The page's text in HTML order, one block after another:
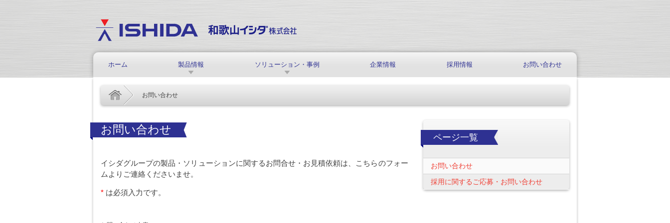
ホーム 製品情報 ソリューション・事例 企業情報 採用情報 お問い合わせ
お問い合わせ
お問い合わせ
イシダグループの製品・ソリューションに関するお問合せ・お見積依頼は、こちらのフォー
ムよりご連絡くださいませ。
* は必須入力です。
ページ一覧
お問い合わせ
採用に関するご応募・お問い合わせ